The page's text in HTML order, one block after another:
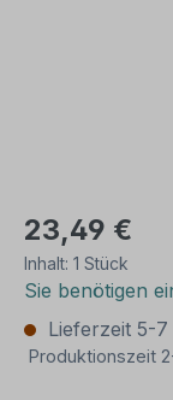
23,49 €
Inhalt: 1 Stück
Sie benötigen
Lieferzeit 5-7
Produktionszeit